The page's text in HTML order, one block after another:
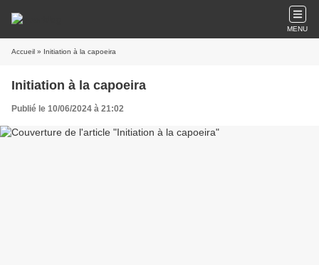
MENU
Accueil » Initiation à la capoeira
Initiation à la capoeira
Publié le 10/06/2024 à 21:02